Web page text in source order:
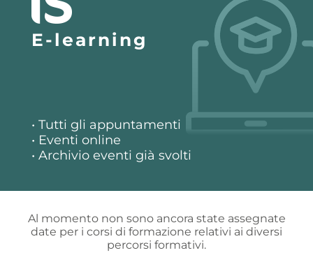
Al momento non sono ancora state assegnate
date per i corsi di formazione relativi ai diversi
percorsi formativi.
E-learning
• Tutti gli appuntamenti
• Eventi online
• Archivio eventi già svolti